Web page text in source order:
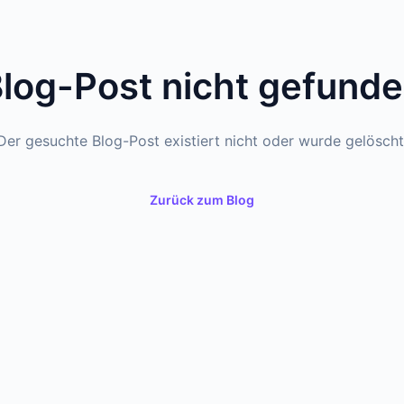
Post nicht
gesuchte Blog-Post existiert nicht oder wurde
Zurück zum Blog